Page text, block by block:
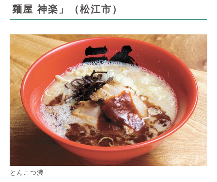
麺屋 神楽」（松江市）
とんこつ濃